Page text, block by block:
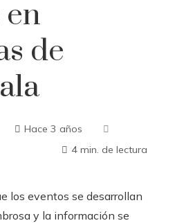
en
de
Hace 3 años
4 min. de lectura
los eventos se desarrollan
y la información se